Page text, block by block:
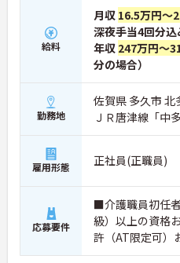
給料
月収 16.5万円～
深夜手当4回分込
年収 247万円～
分の場合）
勤務地
佐賀県 多久市
ＪＲ唐津線「中
雇用形態 正社員(正職員)
応募要件
■介護職員初任
級）以上の資格
許（AT限定可）
格お持ちの方は